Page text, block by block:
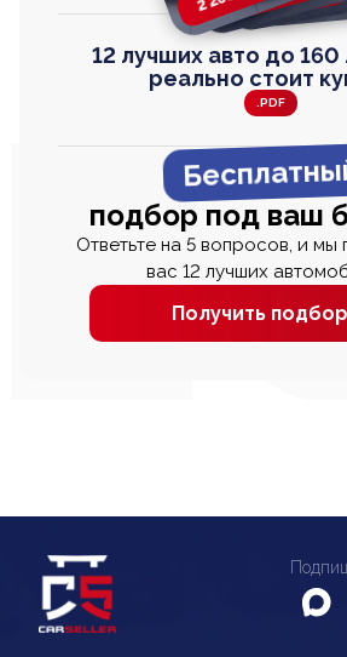
12 лучших авто до 160
реально стоит
.PDF
подбор под ваш
Ответьте на 5 вопросов, и мы
вас 12 лучших
Получить